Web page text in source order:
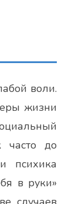
воли.
жизни
часто до
психика
в руки»